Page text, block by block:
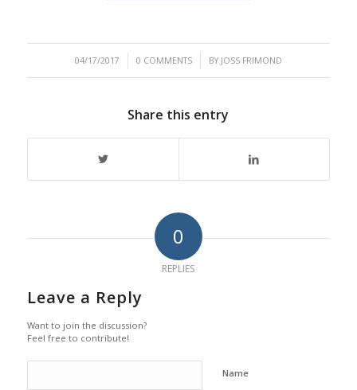
04/17/2017
/ 0 COMMENTS
/ BY JOSS FRIMOND
Share this entry
0
REPLIES
Leave a Reply
Want to join the discussion?
Feel free to contribute!
Name